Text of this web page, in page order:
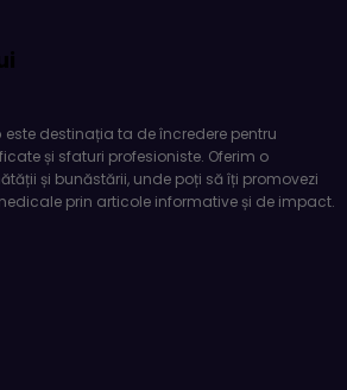
este destinația ta de încredere pentru
și sfaturi profesioniste. Oferim o
și bunăstării, unde poți să îți promovezi
prin articole informative și de impact.